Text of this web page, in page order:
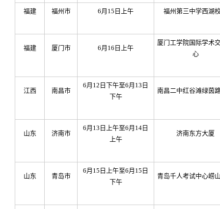
福建 福州市 6月15日上午 福州第三中学西湖
福建 厦门市 6月16日上午
厦门工学院国际学术
心
江西 南昌市
6月12日下午至6月13日
下午
南昌二中红谷滩绿茵
山东 济南市
6月13日上午至6月14日
上午
济南东方大厦
山东 青岛市
6月15日上午至6月15日
下午
青岛千人考试中心崂